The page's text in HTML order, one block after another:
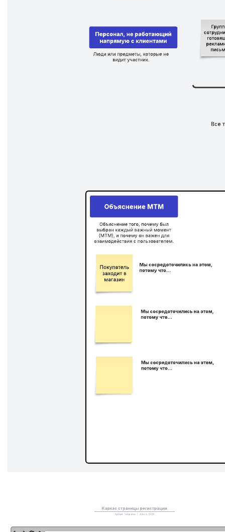
Используйте эту карту взаимодействия, чтобы понять ваш
им. Определите реакции пользователей, участников точки
взаимодействия, детали важных элементов и дайте
В своей книге «Разработка взаимодействий» авторы Россман
Похожие шаблоны